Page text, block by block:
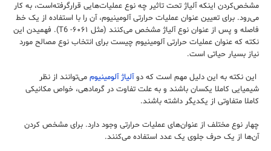
مشخص‌کردن اینکه آلیاژ تحت تاثیر چه نوع عملیات‌هایی قرارگرفته‌است، به کار
می‌رود. برای تعیین عنوان عملیات حرارتی آلومینیوم، آن را با استفاده از یک خط
فاصله و پس از عنوان نوع آلیاژ مشخص می‌کنند (مثل ۶۰۶۱- T6). فهمیدن این
نکته که عنوان عملیات حرارتی آلومینیوم چیست برای انتخاب نوع مصالح مورد
نیاز بسیار حیاتی است.
این نکته به این دلیل مهم است که دوآلیاژ آلومینیوم می‌توانند از نظر
شیمیایی کاملا یکسان باشند و به علت تفاوت در گرما‌دهی، خواص مکانیکی
کاملا متفاوتی از یکدیگر داشته باشند.
چهار نوع مختلف از عنوان‌های عملیات حرارتی وجود دارد. برای مشخص کردن
آن‌ها از یک حرف جلوی یک عدد استفاده می‌کنند.